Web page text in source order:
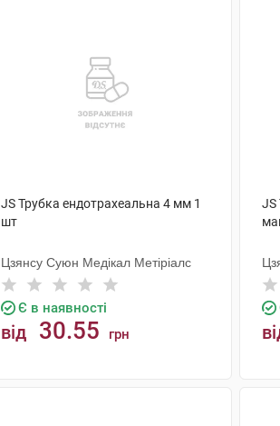
JS Трубка ендотрахеальна 4 мм 1
шт
Цзянсу Суюн Медікал Метіріалс
Є в наявності
від 30.55 грн
JS